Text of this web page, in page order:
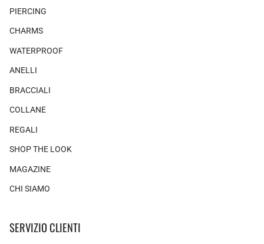
PIERCING
CHARMS
WATERPROOF
ANELLI
BRACCIALI
COLLANE
REGALI
SHOP THE LOOK
MAGAZINE
CHI SIAMO
SERVIZIO CLIENTI